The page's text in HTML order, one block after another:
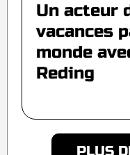
Un acteur
vacances
monde
Reding
PLUS